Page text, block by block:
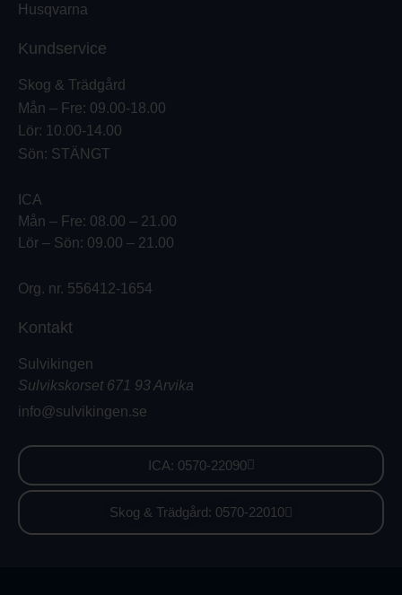
Husqvarna
Kundservice
Skog & Trädgård
Mån – Fre: 09.00-18.00
Lör: 10.00-14.00
Sön: STÄNGT
ICA
Mån – Fre: 08.00 – 21.00
Lör – Sön: 09.00 – 21.00
Org. nr. 556412-1654
Kontakt
Sulvikingen
Sulvikskorset 671 93 Arvika
info@sulvikingen.se
ICA: 0570-22090
Skog & Trädgård: 0570-22010